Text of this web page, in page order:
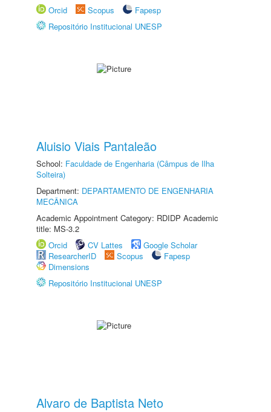
Orcid
Scopus
Fapesp
Repositório Institucional UNESP
Aluisio Viais Pantaleão
School: Faculdade de Engenharia (Câmpus de Ilha
Solteira)
Department: DEPARTAMENTO DE ENGENHARIA
MECÂNICA
Academic Appointment Category: RDIDP Academic
title: MS-3.2
Orcid
CV Lattes
Google Scholar
ResearcherID
Scopus
Fapesp
Dimensions
Repositório Institucional UNESP
Alvaro de Baptista Neto